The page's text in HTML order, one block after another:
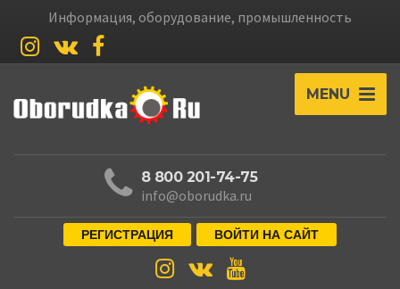
Информация, оборудование, промышленность
MENU
8 800 201-74-75
info@oborudka.ru
РЕГИСТРАЦИЯ ВОЙТИ НА САЙТ